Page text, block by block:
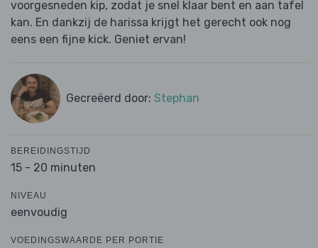
voorgesneden kip, zodat je snel klaar bent en aan tafel
kan. En dankzij de harissa krijgt het gerecht ook nog
eens een fijne kick. Geniet ervan!
Gecreëerd door: Stephan
BEREIDINGSTIJD
15 - 20 minuten
NIVEAU
eenvoudig
VOEDINGSWAARDE PER PORTIE